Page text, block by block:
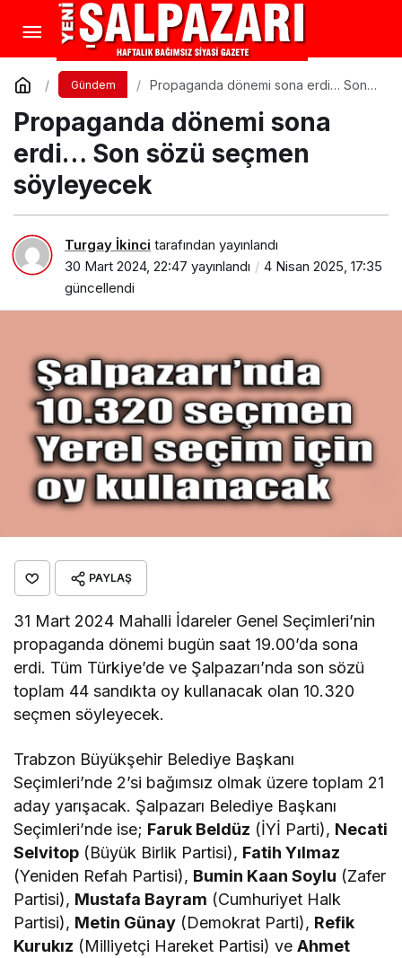
Gündem
Propaganda dönemi sona erdi… Son
Propaganda dönemi sona
erdi… Son sözü seçmen
söyleyecek
Turgay İkinci tarafından yayınlandı
30 Mart 2024, 22:47 yayınlandı
4 Nisan 2025, 17:35
güncellendi
PAYLAŞ
31 Mart 2024 Mahalli İdareler Genel Seçimleri’nin
propaganda dönemi bugün saat 19.00’da sona
erdi. Tüm Türkiye’de ve Şalpazarı’nda son sözü
toplam 44 sandıkta oy kullanacak olan 10.320
seçmen söyleyecek.
Trabzon Büyükşehir Belediye Başkanı
Seçimleri’nde 2’si bağımsız olmak üzere toplam 21
aday yarışacak. Şalpazarı Belediye Başkanı
Seçimleri’nde ise; Faruk Beldüz (İYİ Parti), Necati
Selvitop (Büyük Birlik Partisi), Fatih Yılmaz
(Yeniden Refah Partisi), Bumin Kaan Soylu (Zafer
Partisi), Mustafa Bayram (Cumhuriyet Halk
Partisi), Metin Günay (Demokrat Parti), Refik
Kurukız (Milliyetçi Hareket Partisi) veAhmet